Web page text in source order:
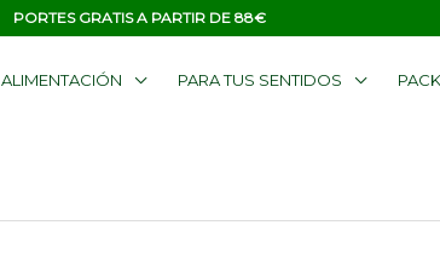
PORTES GRATIS A PARTIR DE 88€
ALIMENTACIÓN PARA TUS SENTIDOS